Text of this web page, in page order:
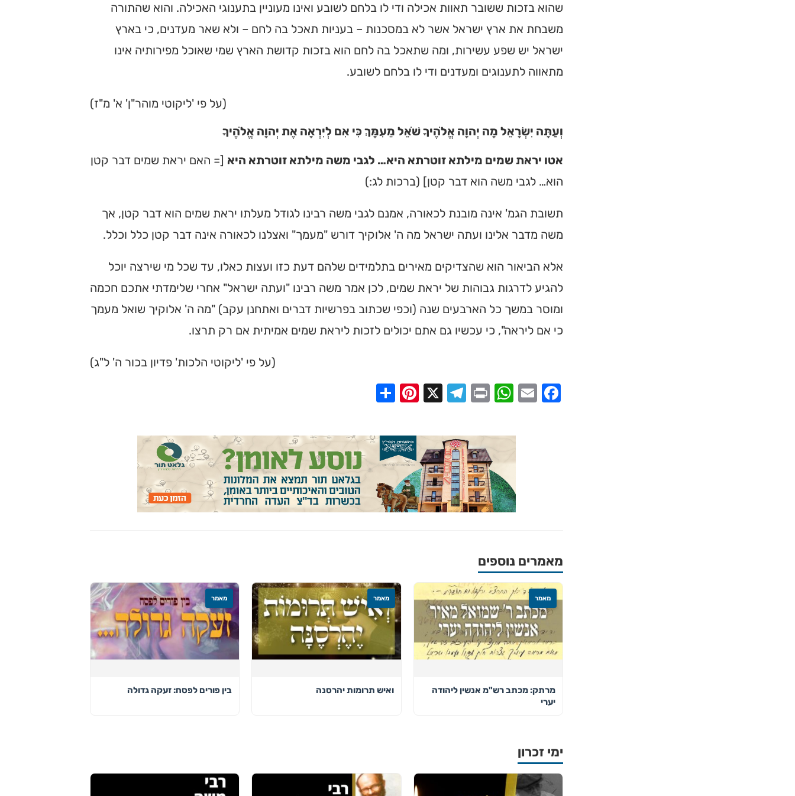
שהוא בזכות ששובר תאוות אכילה ודי לו בלחם לשובע ואינו מעוניין בתענוגי האכילה. והוא שהתורה
משבחת את ארץ ישראל אשר לא במסכנות – בעניות תאכל בה לחם – ולא שאר מעדנים, כי בארץ
ישראל יש שפע עשירות, ומה שתאכל בה לחם הוא בזכות קדושת הארץ שמי שאוכל מפירותיה אינו
מתאווה לתענוגים ומעדנים ודי לו בלחם לשובע.
(על פי 'ליקוטי מוהר"ן' א' מ"ז)
וְעַתָּה יִשְׂרָאֵל מָה יְהוָה אֱלֹהֶיךָ שֹׁאֵל מֵעִמָּךְ כִּי אִם לְיִרְאָה אֶת יְהוָה אֱלֹהֶיךָ
אטו יראת שמים מילתא זוטרתא היא… לגבי משה מילתא זוטרתא היא [= האם יראת שמים דבר קטן
הוא… לגבי משה הוא דבר קטן] (ברכות לג:)
תשובת הגמ' אינה מובנת לכאורה, אמנם לגבי משה רבינו לגודל מעלתו יראת שמים הוא דבר קטן, אך
משה מדבר אלינו ועתה ישראל מה ה' אלוקיך דורש "מעמך" ואצלנו לכאורה אינה דבר קטן כלל וכלל.
אלא הביאור הוא שהצדיקים מאירים בתלמידים שלהם דעת כזו ועצות כאלו, עד שכל מי שירצה יוכל
להגיע לדרגות גבוהות של יראת שמים, לכן אמר משה רבינו "ועתה ישראל" אחרי שלימדתי אתכם חכמה
ומוסר במשך כל הארבעים שנה (וכפי שכתוב בפרשיות דברים ואתחנן עקב) "מה ה' אלוקיך שואל מעמך
כי אם ליראה", כי עכשיו גם אתם יכולים לזכות ליראת שמים אמיתית אם רק תרצו.
(על פי 'ליקוטי הלכות' פדיון בכור ה' ל"ג)
Facebook
Email
WhatsApp
Print
Telegram
Pinterest
מאמרים נוספים
מאמר
מרתק: מכתב רש"מ אנשין ליהודה
יערי
מאמר
ואיש תרומות יהרסנה
מאמר
בין פורים לפסח: זעקה גדולה
ימי זכרון